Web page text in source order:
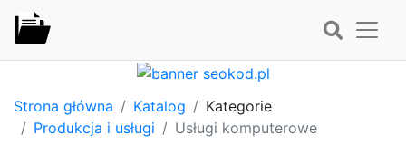
Strona główna Katalog
Kategorie
Produkcja i usługi
Usługi komputerowe